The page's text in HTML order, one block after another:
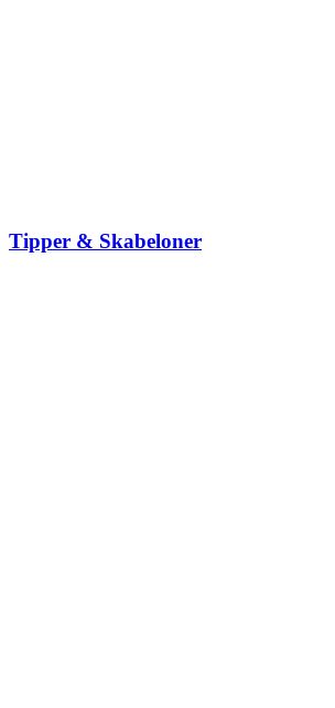
Tipper & Skabeloner